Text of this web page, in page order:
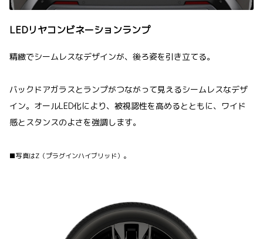
LEDリヤコンビネーションランプ
精緻でシームレスなデザインが、後ろ姿を引き立てる。
バックドアガラスとランプがつながって見えるシームレスなデザ
イン。オールLED化により、被視認性を高めるとともに、ワイド
感とスタンスのよさを強調します。
■写真はZ（プラグインハイブリッド）。